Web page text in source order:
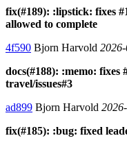
fix(#189): :lipstick: fixes
allowed to complete
4f590 Bjorn Harvold
docs(#188): :memo: fixes
travel/issues#3
ad899 Bjorn Harvold
fix(#185): :bug: fixed